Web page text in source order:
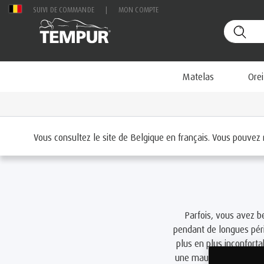
SUIVI DE COMMANDE MON COMPTE
Matelas
Vous consultez le site de Belgique en français. Vous
Parfois, vous avez
pendant de longues
plus en plus
une mauvaise